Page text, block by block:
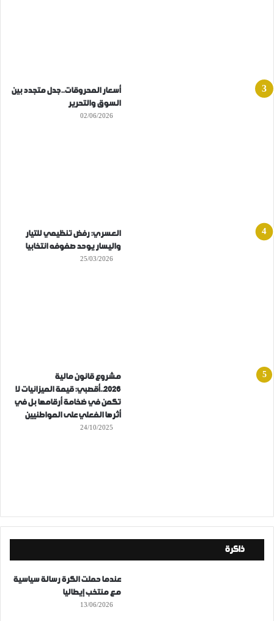
أسعار المحروقات..جدل متجدد بين
السوق والتحرير
02/06/2026
العسري: رفض تنظيمي للتيار
واليسار يوحد صفوفه انتخابيا
25/03/2026
مشروع قانون مالية
2026..أقصبي: قيمة الميزانيات لا
تكمن في ضخامة أرقامها بل في
أثرها الفعلي على المواطنيين
24/10/2025
ذاكرة
عندما حملت الكرة رسالة سياسية
مع منتخب إيطاليا
13/06/2026